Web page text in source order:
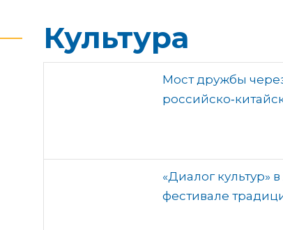
Культура
Мост дружбы
«Диалог культур»
фестивале